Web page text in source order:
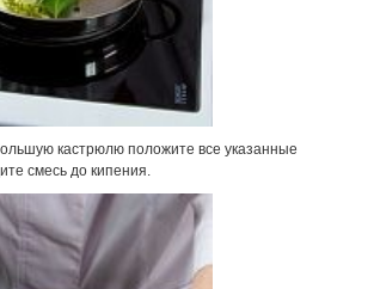
кастрюлю положите все указанные
смесь до кипения.